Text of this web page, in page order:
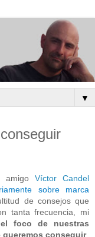
▼
amigo Víctor Candel
sobre marca
de consejos que
tanta frecuencia, mi
foco de nuestras
conseguir.